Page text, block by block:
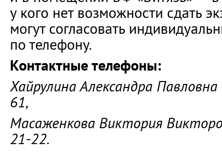
у кого нет возможности сдать
могут согласовать
по телефону.
Контактные телефоны:
Хайрулина Александра
61,
Масаженкова Виктория
21-22.